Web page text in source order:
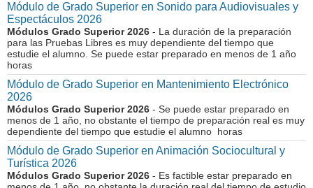
Módulo de Grado Superior en Sonido para Audiovisuales y
Espectáculos 2026
Módulos Grado Superior 2026 - La duración de la preparación
para las Pruebas Libres es muy dependiente del tiempo que
estudie el alumno. Se puede estar preparado en menos de 1 año
horas
Módulo de Grado Superior en Mantenimiento Electrónico
2026
Módulos Grado Superior 2026 - Se puede estar preparado en
menos de 1 año, no obstante el tiempo de preparación real es muy
dependiente del tiempo que estudie el alumno horas
Módulo de Grado Superior en Animación Sociocultural y
Turística 2026
Módulos Grado Superior 2026 - Es factible estar preparado en